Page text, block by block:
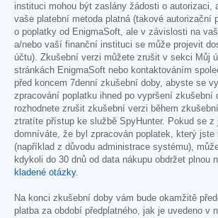
instituci mohou být zaslány žádosti o autorizaci,
vaše platební metoda platná (takové autorizační
o poplatky od EnigmaSoft, ale v závislosti na
a/nebo vaší finanční instituci se může projevit
účtu). Zkušební verzi můžete zrušit v sekci Můj
stránkách EnigmaSoft nebo kontaktováním
před koncem 7denní zkušební doby, abyste se
zpracování poplatku ihned po vypršení zkušební
rozhodnete zrušit zkušební verzi během
ztratíte přístup ke službě SpyHunter. Pokud se z
domníváte, že byl zpracován poplatek, který jste
(například z důvodu administrace systému),
kdykoli do 30 dnů od data nákupu obdržet plnou
kladené otázky.
Na konci zkušební doby vám bude okamžitě
platba za období předplatného, jak je uvedeno v